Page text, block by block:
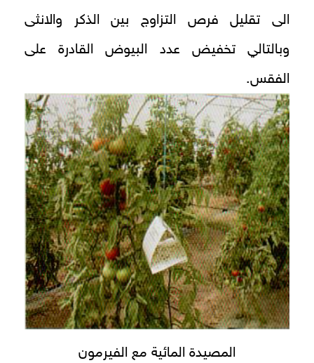
الى تقليل فرص التزاوج بين الذكر والانثى
وبالتالي تخفيض عدد البيوض القادرة على
الفقس.
المصيدة المائية مع الفيرمون